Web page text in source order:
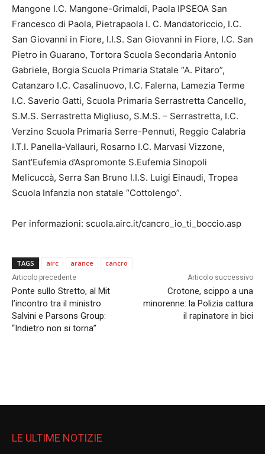
Mangone I.C. Mangone-Grimaldi, Paola IPSEOA San
Francesco di Paola, Pietrapaola I. C. Mandatoriccio, I.C.
San Giovanni in Fiore, I.I.S. San Giovanni in Fiore, I.C. San
Pietro in Guarano, Tortora Scuola Secondaria Antonio
Gabriele, Borgia Scuola Primaria Statale “A. Pitaro”,
Catanzaro I.C. Casalinuovo, I.C. Falerna, Lamezia Terme
I.C. Saverio Gatti, Scuola Primaria Serrastretta Cancello,
S.M.S. Serrastretta Migliuso, S.M.S. – Serrastretta, I.C.
Verzino Scuola Primaria Serre-Pennuti, Reggio Calabria
I.T.I. Panella-Vallauri, Rosarno I.C. Marvasi Vizzone,
Sant’Eufemia d’Aspromonte S.Eufemia Sinopoli
Melicuccà, Serra San Bruno I.I.S. Luigi Einaudi, Tropea
Scuola Infanzia non statale “Cottolengo”.
Per informazioni: scuola.airc.it/cancro_io_ti_boccio.asp
TAGS airc arance cancro
Articolo precedente
Ponte sullo Stretto, al Mit
l’incontro tra il ministro
Salvini e Parsons Group:
“Indietro non si torna”
Articolo successivo
Crotone, scippo a una
minorenne: la Polizia cattura
il rapinatore in bici
LE ULTIME NOTIZIE